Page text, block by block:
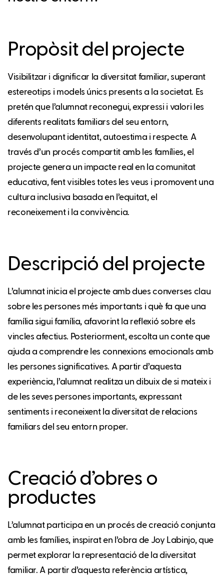
Propòsit del projecte
Visibilitzar i dignificar la diversitat familiar, superant
estereotips i models únics presents a la societat. Es
pretén que l’alumnat reconegui, expressi i valori les
diferents realitats familiars del seu entorn,
desenvolupant identitat, autoestima i respecte. A
través d’un procés compartit amb les famílies, el
projecte genera un impacte real en la comunitat
educativa, fent visibles totes les veus i promovent una
cultura inclusiva basada en l’equitat, el
reconeixement i la convivència.
Descripció del projecte
L’alumnat inicia el projecte amb dues converses clau
sobre les persones més importants i què fa que una
família sigui família, afavorint la reflexió sobre els
vincles afectius. Posteriorment, escolta un conte que
ajuda a comprendre les connexions emocionals amb
les persones significatives. A partir d’aquesta
experiència, l’alumnat realitza un dibuix de si mateix i
de les seves persones importants, expressant
sentiments i reconeixent la diversitat de relacions
familiars del seu entorn proper.
Creació d’obres o
productes
L’alumnat participa en un procés de creació conjunta
amb les famílies, inspirat en l’obra de Joy Labinjo, que
permet explorar la representació de la diversitat
familiar. A partir d’aquesta referència artística,